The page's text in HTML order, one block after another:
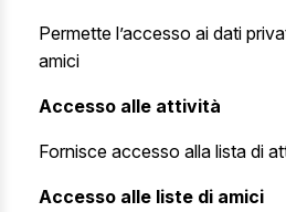
Permette l’accesso ai dati
amici
Accesso alle attività
Fornisce accesso alla lista di
Accesso alle liste di amici